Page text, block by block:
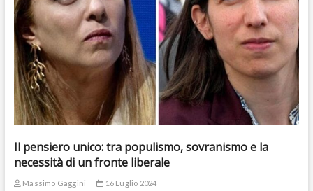
Il pensiero unico: tra populismo, sovranismo e la
necessità di un fronte liberale
Massimo Gaggini 16 Luglio 2024